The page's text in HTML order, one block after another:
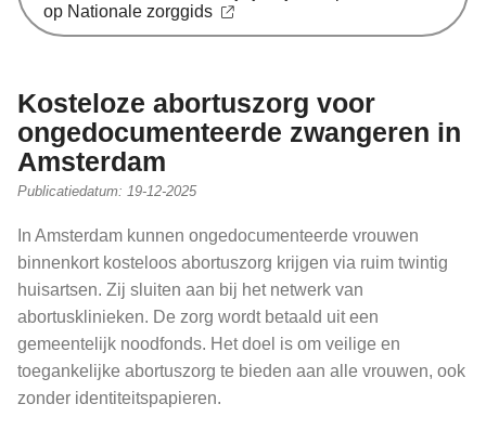
op Nationale zorggids
Kosteloze abortuszorg voor
ongedocumenteerde zwangeren in
Amsterdam
Publicatiedatum: 19-12-2025
In Amsterdam kunnen ongedocumenteerde vrouwen
binnenkort kosteloos abortuszorg krijgen via ruim twintig
huisartsen. Zij sluiten aan bij het netwerk van
abortusklinieken. De zorg wordt betaald uit een
gemeentelijk noodfonds. Het doel is om veilige en
toegankelijke abortuszorg te bieden aan alle vrouwen, ook
zonder identiteitspapieren.